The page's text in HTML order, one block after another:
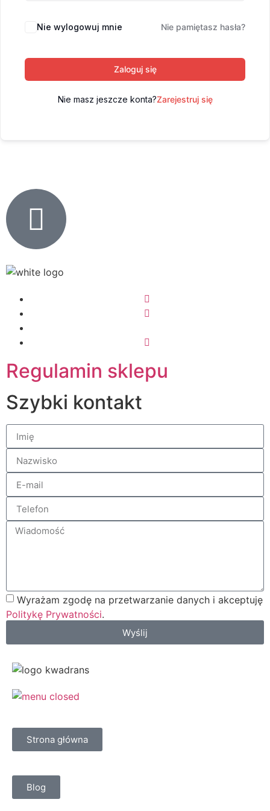
Nie wylogowuj mnie Nie pamiętasz hasła?
Zaloguj się
Nie masz jeszcze konta?Zarejestruj się
Regulamin sklepu
Szybki kontakt
Wyrażam zgodę na przetwarzanie danych i akceptuję
Politykę Prywatności.
Wyślij
Strona główna
Blog